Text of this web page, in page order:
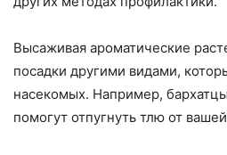
Высаживая ароматические
посадки другими видами,
насекомых. Например,
помогут отпугнуть тлю от